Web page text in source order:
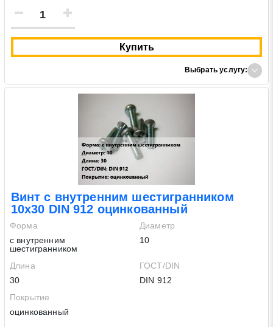
Купить
Выбрать услугу:
Винт с внутренним шестигранником
10х30 DIN 912 оцинкованный
Форма
с внутренним
шестигранником
Диаметр
10
Длина
30
ГОСТ/DIN
DIN 912
Покрытие
оцинкованный